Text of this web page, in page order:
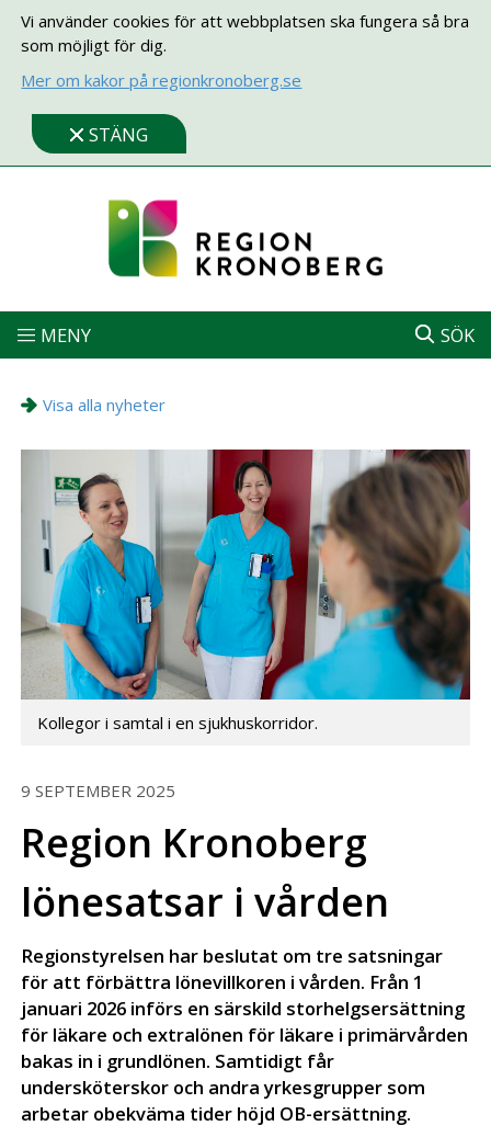
Vi använder cookies för att webbplatsen ska fungera så bra
som möjligt för dig.
Mer om kakor på regionkronoberg.se
STÄNG
MENY SÖK
Visa alla nyheter
Kollegor i samtal i en sjukhuskorridor.
9 SEPTEMBER 2025
Region Kronoberg
lönesatsar i vården
Regionstyrelsen har beslutat om tre satsningar
för att förbättra lönevillkoren i vården. Från 1
januari 2026 införs en särskild storhelgsersättning
för läkare och extralönen för läkare i primärvården
bakas in i grundlönen. Samtidigt får
undersköterskor och andra yrkesgrupper som
arbetar obekväma tider höjd OB-ersättning.